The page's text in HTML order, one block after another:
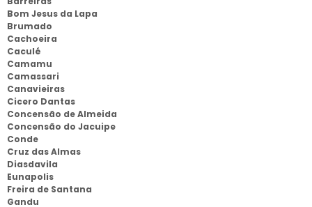
Bom Jesus da Lapa
Brumado
Cachoeira
Caculé
Camamu
Camassari
Canavieiras
Cicero Dantas
Concensão de Almeida
Concensão do Jacuipe
Conde
Cruz das Almas
Diasdavila
Eunapolis
Freira de Santana
Gandu